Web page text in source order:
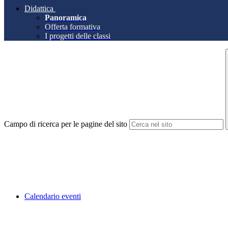
Didattica
Panoramica
Offerta formativa
I progetti delle classi
Campo di ricerca per le pagine del sito
Calendario eventi